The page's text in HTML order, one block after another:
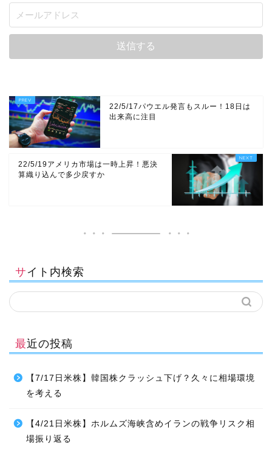
22/5/17パウエル発言もスルー！18日は
出来高に注目
22/5/19アメリカ市場は一時上昇！悪決
算織り込んで多少戻すか
サイト内検索
最近の投稿
【7/17日米株】韓国株クラッシュ下げ？久々に相場環境
を考える
【4/21日米株】ホルムズ海峡含めイランの戦争リスク相
場振り返る